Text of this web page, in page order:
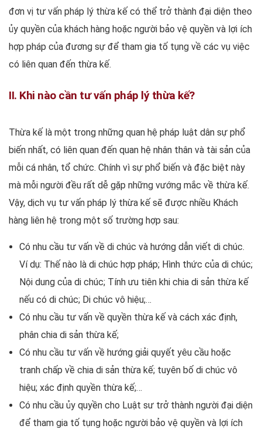
đơn vị tư vấn pháp lý thừa kế có thể trở thành đại diện theo
ủy quyền của khách hàng hoặc người bảo vệ quyền và lợi ích
hợp pháp của đương sự để tham gia tố tụng về các vụ việc
có liên quan đến thừa kế.
II. Khi nào cần tư vấn pháp lý thừa kế?
Thừa kế là một trong những quan hệ pháp luật dân sự phổ
biến nhất, có liên quan đến quan hệ nhân thân và tài sản của
mỗi cá nhân, tổ chức. Chính vì sự phổ biến và đặc biệt này
mà mỗi người đều rất dễ gặp những vướng mắc về thừa kế.
Vậy, dịch vụ tư vấn pháp lý thừa kế sẽ được nhiều Khách
hàng liên hệ trong một số trường hợp sau:
Có nhu cầu tư vấn về di chúc và hướng dẫn viết di chúc.
Ví dụ: Thế nào là di chúc hợp pháp; Hình thức của di chúc;
Nội dung của di chúc; Tính ưu tiên khi chia di sản thừa kế
nếu có di chúc; Di chúc vô hiệu;…
Có nhu cầu tư vấn về quyền thừa kế và cách xác định,
phân chia di sản thừa kế;
Có nhu cầu tư vấn về hướng giải quyết yêu cầu hoặc
tranh chấp về chia di sản thừa kế; tuyên bố di chúc vô
hiệu; xác định quyền thừa kế;…
Có nhu cầu ủy quyền cho Luật sư trở thành người đại diện
để tham gia tố tụng hoặc người bảo vệ quyền và lợi ích